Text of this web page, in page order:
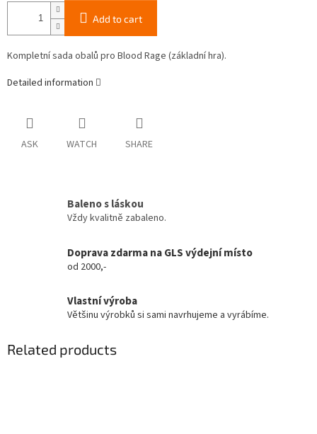
Add to cart
Kompletní sada obalů pro Blood Rage (základní hra).
Detailed information
ASK WATCH SHARE
Baleno s láskou
Vždy kvalitně zabaleno.
Doprava zdarma na GLS výdejní místo
od 2000,-
Vlastní výroba
Většinu výrobků si sami navrhujeme a vyrábíme.
Related products